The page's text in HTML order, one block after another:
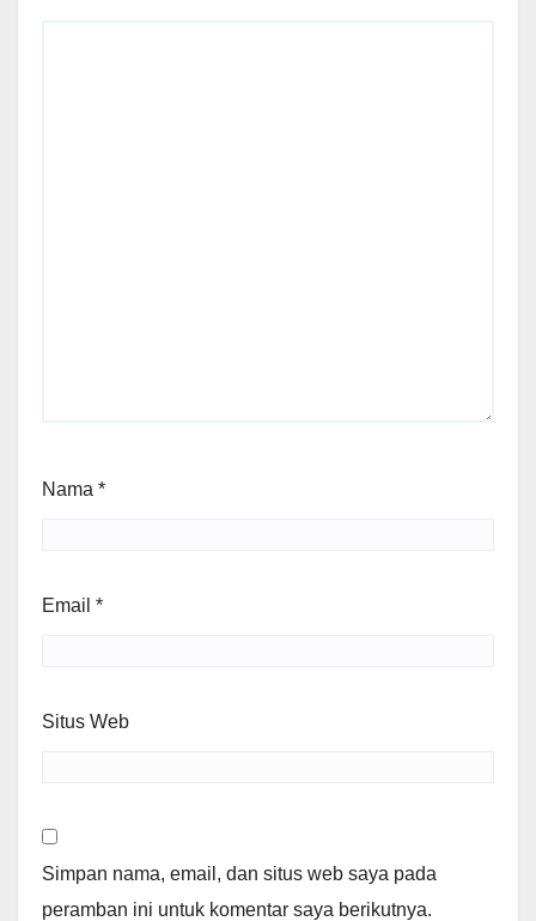
Nama *
Email *
Situs Web
Simpan nama, email, dan situs web saya pada
peramban ini untuk komentar saya berikutnya.